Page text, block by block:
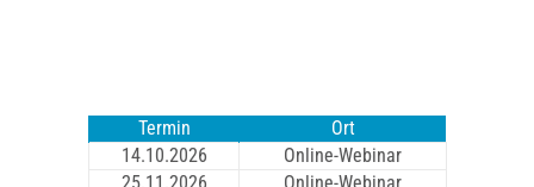
Termin
Ort
14.10.2026
Online-Webinar